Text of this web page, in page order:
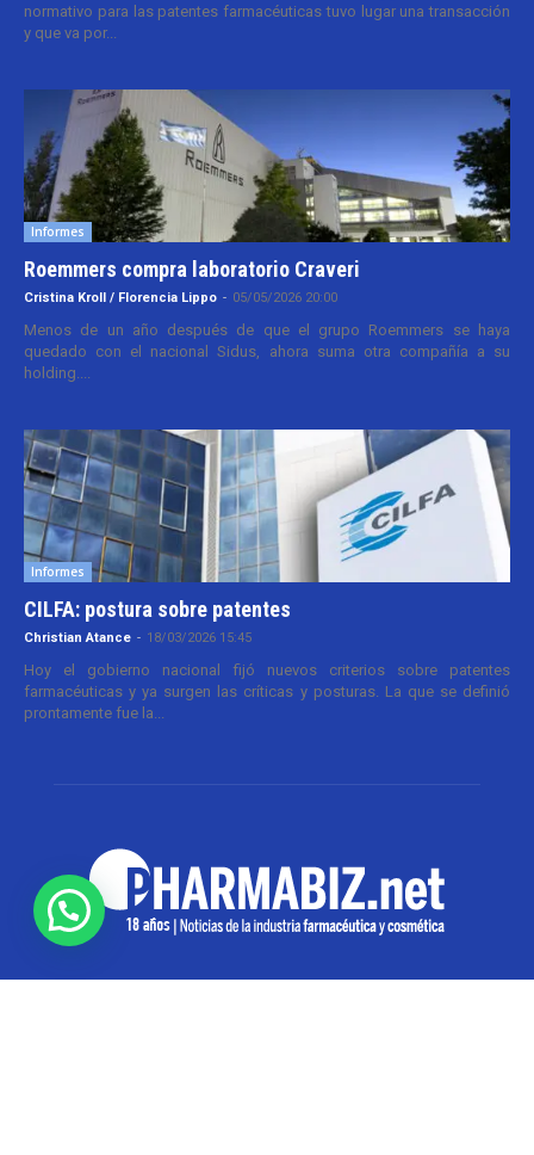
normativo para las patentes farmacéuticas tuvo lugar una transacción
y que va por...
Informes
Roemmers compra laboratorio Craveri
Cristina Kroll / Florencia Lippo - 05/05/2026 20:00
Menos de un año después de que el grupo Roemmers se haya
quedado con el nacional Sidus, ahora suma otra compañía a su
holding....
Informes
CILFA: postura sobre patentes
Christian Atance - 18/03/2026 15:45
Hoy el gobierno nacional fijó nuevos criterios sobre patentes
farmacéuticas y ya surgen las críticas y posturas. La que se definió
prontamente fue la...